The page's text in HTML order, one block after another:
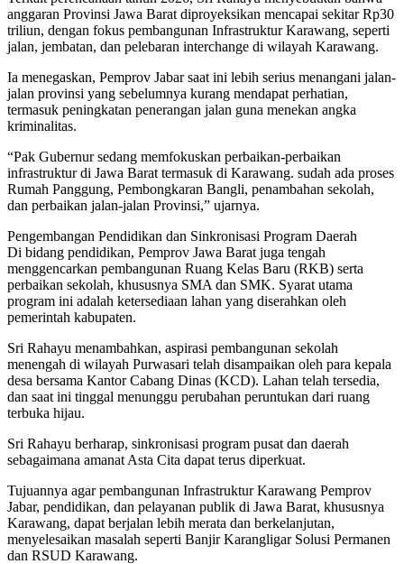
anggaran Provinsi Jawa Barat diproyeksikan mencapai sekitar Rp30
triliun, dengan fokus pembangunan Infrastruktur Karawang, seperti
jalan, jembatan, dan pelebaran interchange di wilayah Karawang.
Ia menegaskan, Pemprov Jabar saat ini lebih serius menangani jalan-
jalan provinsi yang sebelumnya kurang mendapat perhatian,
termasuk peningkatan penerangan jalan guna menekan angka
kriminalitas.
“Pak Gubernur sedang memfokuskan perbaikan-perbaikan
infrastruktur di Jawa Barat termasuk di Karawang. sudah ada proses
Rumah Panggung, Pembongkaran Bangli, penambahan sekolah,
dan perbaikan jalan-jalan Provinsi,” ujarnya.
Pengembangan Pendidikan dan Sinkronisasi Program Daerah
Di bidang pendidikan, Pemprov Jawa Barat juga tengah
menggencarkan pembangunan Ruang Kelas Baru (RKB) serta
perbaikan sekolah, khususnya SMA dan SMK. Syarat utama
program ini adalah ketersediaan lahan yang diserahkan oleh
pemerintah kabupaten.
Sri Rahayu menambahkan, aspirasi pembangunan sekolah
menengah di wilayah Purwasari telah disampaikan oleh para kepala
desa bersama Kantor Cabang Dinas (KCD). Lahan telah tersedia,
dan saat ini tinggal menunggu perubahan peruntukan dari ruang
terbuka hijau.
Sri Rahayu berharap, sinkronisasi program pusat dan daerah
sebagaimana amanat Asta Cita dapat terus diperkuat.
Tujuannya agar pembangunan Infrastruktur Karawang Pemprov
Jabar, pendidikan, dan pelayanan publik di Jawa Barat, khususnya
Karawang, dapat berjalan lebih merata dan berkelanjutan,
menyelesaikan masalah seperti Banjir Karangligar Solusi Permanen
dan RSUD Karawang.